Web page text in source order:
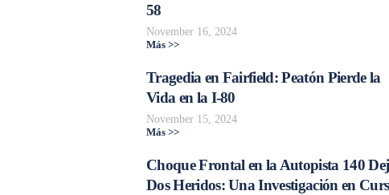
58
November 16, 2024
Más >>
Tragedia en Fairfield: Peatón Pierde la
Vida en la I-80
November 15, 2024
Más >>
Choque Frontal en la Autopista 140
Dos Heridos: Una Investigación en